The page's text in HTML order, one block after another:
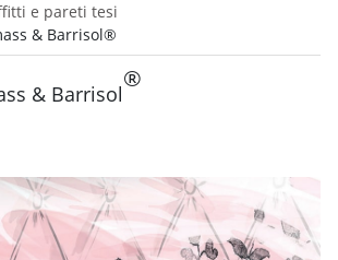
e pareti tesi
& Barrisol®
& Barrisol
®